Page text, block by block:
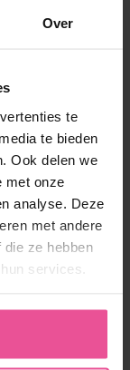
Over
te
te bieden
Ook delen we
met onze
analyse. Deze
met andere
ze hebben
services.
foam aan de
tot het kruis